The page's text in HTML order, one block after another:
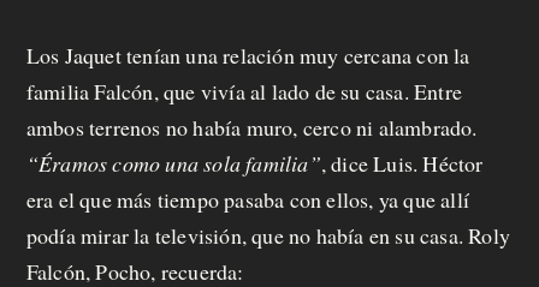
Los Jaquet tenían una relación muy cercana con la
familia Falcón, que vivía al lado de su casa. Entre
ambos terrenos no había muro, cerco ni alambrado.
“Éramos como una sola familia”, dice Luis. Héctor
era el que más tiempo pasaba con ellos, ya que allí
podía mirar la televisión, que no había en su casa. Roly
Falcón, Pocho, recuerda: